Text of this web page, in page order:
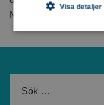
Nina Wenning.
Visa detaljer